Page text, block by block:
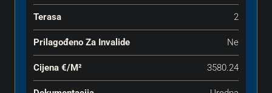
Terasa 2
Prilagođeno Za Invalide Ne
Cijena €‎/m² 3580.24